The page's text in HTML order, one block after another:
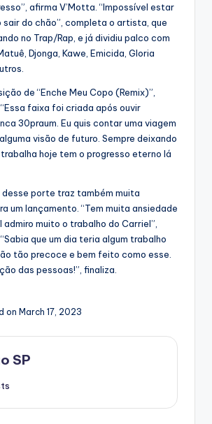
afirma V’Motta. “Impossível estar
sair do chão”, completa o artista, que
no Trap/Rap, e já dividiu palco com
Djonga, Kawe, Emicida, Gloria
de “Enche Meu Copo (Remix)”,
faixa foi criada após ouvir
30praum. Eu quis contar uma viagem
visão de futuro. Sempre deixando
hoje tem o progresso eterno lá
desse porte traz também muita
um lançamento. “Tem muita ansiedade
admiro muito o trabalho do Carriel”,
que um dia teria algum trabalho
tão precoce e bem feito como esse.
das pessoas!”, finaliza.
on March 17, 2023
SP